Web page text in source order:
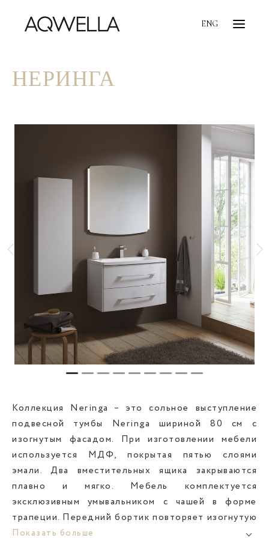
ENG
НЕРИНГА
Коллекция Neringa – это сольное выступление
подвесной тумбы Neringa шириной 80 см с
изогнутым фасадом. При изготовлении мебели
используется МДФ, покрытая пятью слоями
эмали. Два вместительных ящика закрываются
плавно и мягко. Мебель комплектуется
эксклюзивным умывальником с чашей в форме
трапеции. Передний бортик повторяет изогнутую
форму фасада. Место слива закрыто
Показать больше